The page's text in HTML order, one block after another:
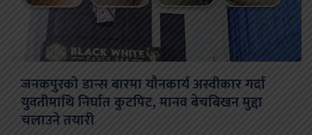
जनकपुरको डान्स बारमा यौनकार्य अस्वीकार गर्दा
युवतीमाथि निर्घात कुटपिट, मानव बेचबिखन मुद्दा
चलाउने तयारी